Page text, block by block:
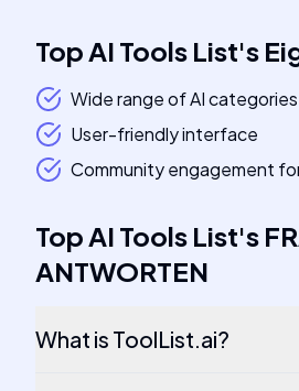
Top AI Tools List's
Wide range of AI categories
User-friendly interface
Community engagement
Top AI Tools List's
ANTWORTEN
What is ToolList.ai?